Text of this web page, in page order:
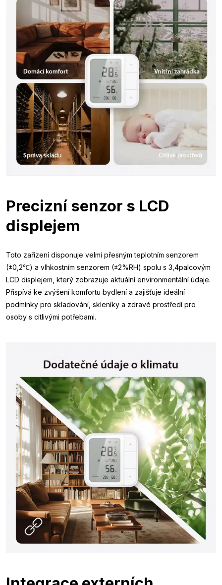
Precizní senzor s LCD
displejem
Toto zařízení disponuje velmi přesným teplotním senzorem
(±0,2℃) a vlhkostním senzorem (±2%RH) spolu s 3,4palcovým
LCD displejem, který zobrazuje aktuální environmentální údaje.
Přispívá ke zvýšení komfortu bydlení a zajišťuje ideální
podmínky pro skladování, skleníky a zdravé prostředí pro
osoby s citlivými potřebami.